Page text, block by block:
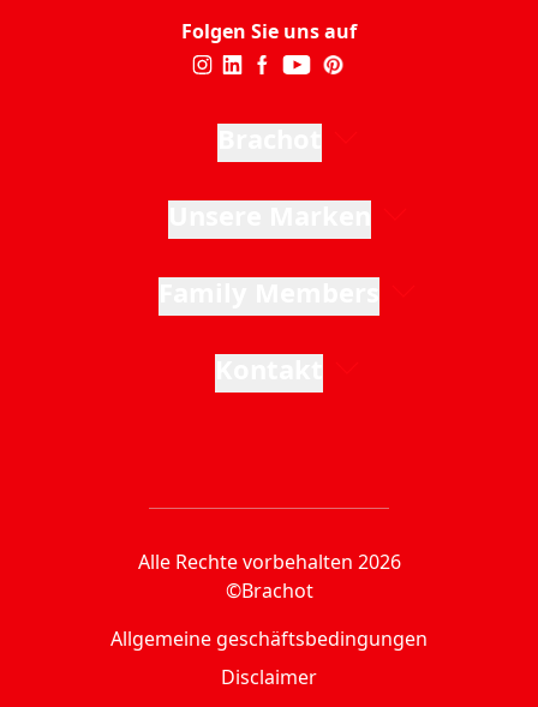
Folgen Sie uns auf
Alle Rechte vorbehalten 2026
©Brachot
Allgemeine geschäftsbedingungen
Disclaimer